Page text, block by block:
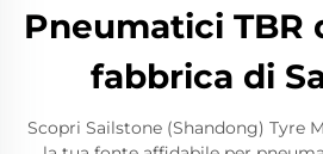
Pneumatici TBR
fabbrica di
Scopri Sailstone (Shandong) Tyre